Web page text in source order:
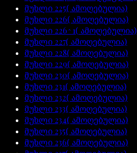
მუხლი 225( ამოღებულია)
მუხლი 226( ამოღებულია)
მუხლი 226^1( ამოღებულია)
მუხლი 227( ამოღებულია)
მუხლი 228( ამოღებულია)
მუხლი 229( ამოღებულია)
მუხლი 230( ამოღებულია)
მუხლი 231( ამოღებულია)
მუხლი 232( ამოღებულია)
მუხლი 233( ამოღებულია)
მუხლი 234( ამოღებულია)
მუხლი 235( ამოღებულია)
მუხლი 236( ამოღებულია)